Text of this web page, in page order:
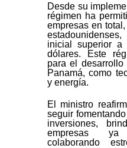
Desde su
régimen ha
empresas en
inicial superior
dólares. Este
para el
Panamá, como
y energía.
El ministro
seguir
inversiones,
empresas
colaborando